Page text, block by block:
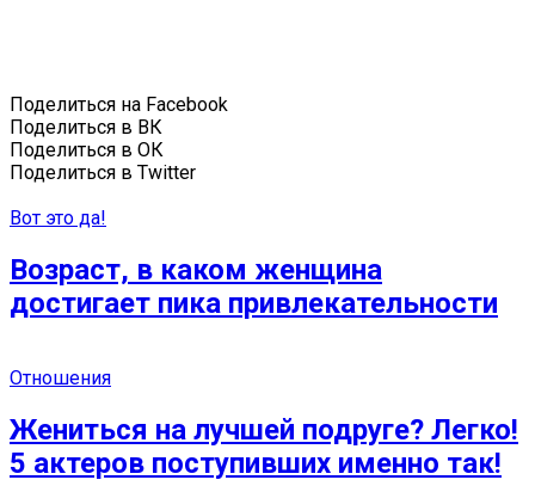
Поделиться на Facebook
Поделиться в ВК
Поделиться в ОК
Поделиться в Twitter
Вот это да!
Возраст, в каком женщина
достигает пика привлекательности
Отношения
Жениться на лучшей подруге? Легко!
5 актеров поступивших именно так!